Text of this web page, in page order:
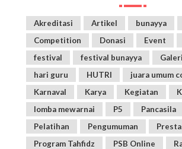
Akreditasi Artikel bunayya
Competition
Donasi Event
festival
festival bunayya Galeri
hari guru
HUTRI
juara umum
Karnaval
Karya Kegiatan
lomba mewarnai
P5
Pancasila
Pelatihan
Pengumuman
Program Tahfidz
PSB Online